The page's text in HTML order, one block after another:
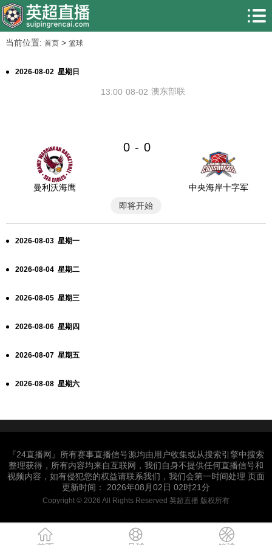
当前位置: 首页> 篮球
2026-08-02 星期日
08-02
13:00 澳东部联
曼利沃海鹰
0 - 0
中央海岸十字军
即将开始
2026-08-03 星期一
2026-08-04 星期二
2026-08-05 星期三
2026-08-06 星期四
2026-08-07 星期五
2026-08-08 星期六
『24直播网』所有赛事直播信号源均由用户收集或从搜索引擎中搜索
整理获得，所有内容均来自互联网，我们自身不提供任何直播信号和
视频内容，如有侵犯您的权益请联系我们，我们会第一时间处理 页面
更新时间： 2026年08月02日 02时21分
Copyright © 2026 All Rights Reserved 英超直播 版权所有